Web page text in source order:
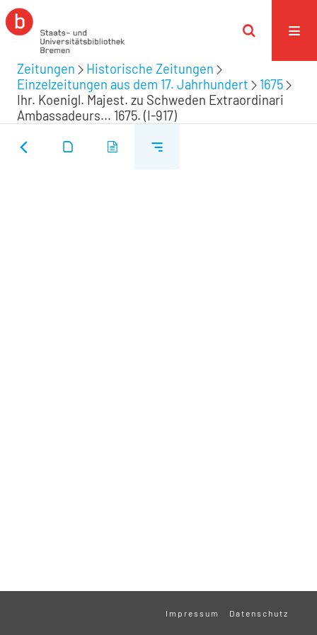
Zeitungen
Historische Zeitungen
Einzelzeitungen aus dem 17. Jahrhundert
1675
Ihr. Koenigl. Majest. zu Schweden Extraordinari
Ambassadeurs... 1675. (I-917)
Impressum Datenschutz